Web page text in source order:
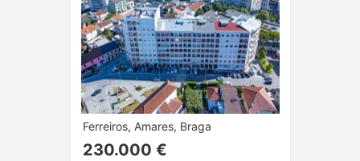
Ferreiros, Amares, Braga
230.000 €